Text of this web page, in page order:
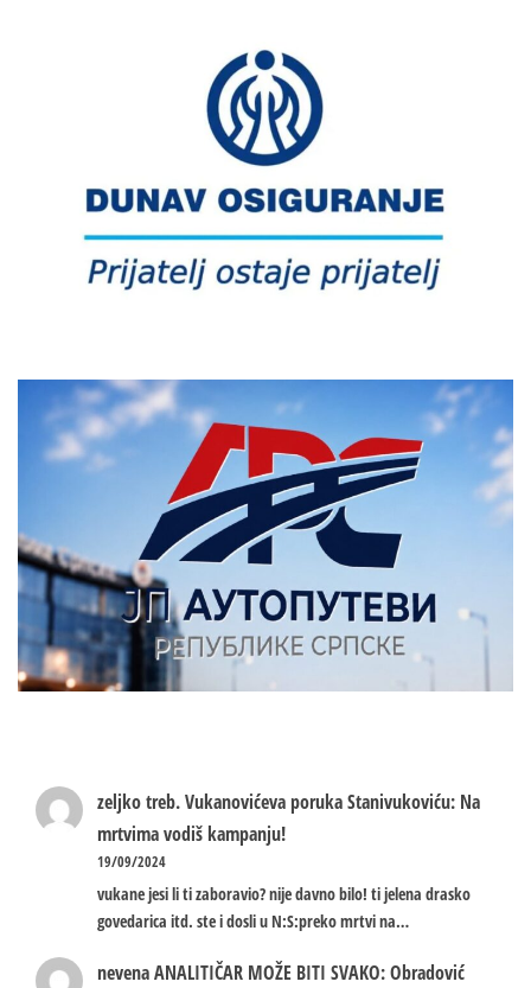
zeljko treb.Vukanovićeva poruka Stanivukoviću: Na
mrtvima vodiš kampanju!
19/09/2024
vukane jesi li ti zaboravio? nije davno bilo! ti jelena drasko
govedarica itd. ste i dosli u N:S:preko mrtvi na…
nevenaANALITIČAR MOŽE BITI SVAKO: Obradović